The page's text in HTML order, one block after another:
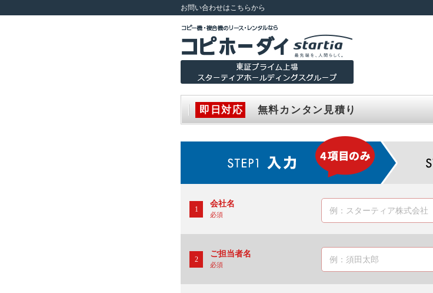
お問い合わせはこちらから
即日対応 無料カンタン見積り
1
会社名
必須
2
ご担当者名
必須